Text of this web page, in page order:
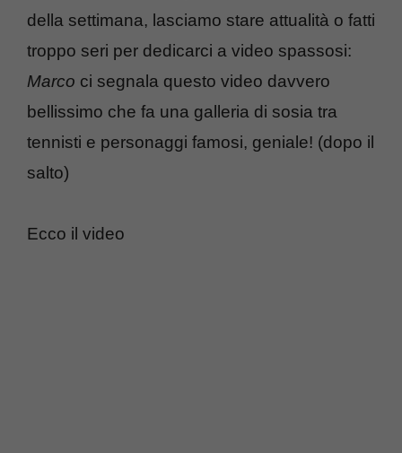
della settimana, lasciamo stare attualità o fatti
troppo seri per dedicarci a video spassosi:
Marco ci segnala questo video davvero
bellissimo che fa una galleria di sosia tra
tennisti e personaggi famosi, geniale! (dopo il
salto)
Ecco il video